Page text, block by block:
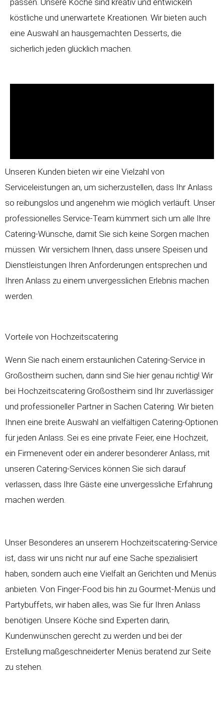
passen. Unsere Köche sind kreativ und entwickeln
köstliche und unerwartete Kreationen. Wir bieten auch
eine Auswahl an hausgemachten Desserts, die
sicherlich jeden glücklich machen.
Unseren Kunden bieten wir eine Vielzahl von
Serviceleistungen an, um sicherzustellen, dass Ihr Anlass
so reibungslos und angenehm wie möglich verläuft. Unser
professionelles Service-Team kümmert sich um alle Ihre
Catering-Wünsche, damit Sie sich keine Sorgen machen
müssen. Wir versichern Ihnen, dass unsere Speisen und
Dienstleistungen Ihren Anforderungen entsprechen und
Ihren Anlass zu einem unvergesslichen Erlebnis machen
werden.
Vorteile von Hochzeitscatering
Wenn Sie nach einem erstaunlichen Catering-Service in
Großostheim suchen, dann sind Sie hier genau richtig! Wir
bei Hochzeitscatering Großostheim sind Ihr zuverlässiger
und professioneller Partner in Sachen Catering. Wir bieten
Ihnen eine breite Auswahl an vielfältigen Catering-Optionen
für jeden Anlass. Sei es eine private Feier, eine Hochzeit,
ein Firmenevent oder ein anderer besonderer Anlass, mit
unseren Catering-Services können Sie sich darauf
verlassen, dass Ihre Gäste eine unvergessliche Erfahrung
machen werden.
Unser Besonderes an unserem Hochzeitscatering-Service
ist, dass wir uns nicht nur auf eine Sache spezialisiert
haben, sondern auch eine Vielfalt an Gerichten und Menüs
anbieten. Von Finger-Food bis hin zu Gourmet-Menüs und
Partybuffets, wir haben alles, was Sie für Ihren Anlass
benötigen. Unsere Köche sind Experten darin,
Kundenwünschen gerecht zu werden und bei der
Erstellung maßgeschneiderter Menüs beratend zur Seite
zu stehen.